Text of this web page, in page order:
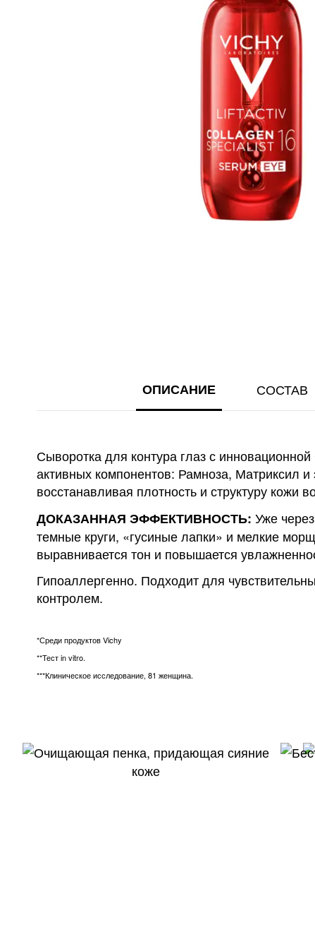
ОПИСАНИЕ СОСТАВ
Сыворотка для контура глаз с
активных компонентов: Рамноза, Матриксил
восстанавливая плотность и структуру кожи
ДОКАЗАННАЯ ЭФФЕКТИВНОСТЬ: Уже
темные круги, «гусиные лапки» и мелкие
выравнивается тон и повышается
Гипоаллергенно. Подходит для
контролем.
*Среди продуктов Vichy
**Тест in vitro.
***Клиническое исследование, 81 женщина.